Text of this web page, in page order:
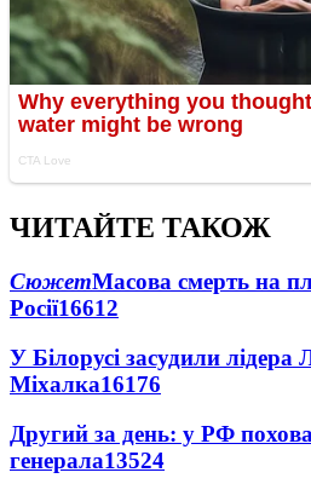
ЧИТАЙТЕ ТАКОЖ
СюжетМасова смерть на
Росії16612
У Білорусі засудили лідера
Міхалка16176
Другий за день: у РФ
генерала13524